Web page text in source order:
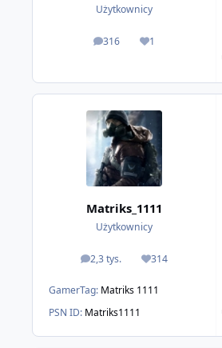
Użytkownicy
316
odpowiedzi
1
Reputacja
Matriks_1111
Użytkownicy
2,3 tys.
odpowiedzi314
Reputacja
GamerTag: Matriks 1111
PSN ID: Matriks1111